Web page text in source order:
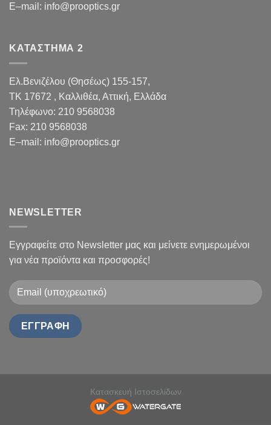
E–mail : info@prooptics.gr
ΚΑΤΑΣΤΗΜΑ 2
Ελ.Βενιζέλου (Θησέως) 155-157,
TK 17672 , Καλλιθέα, Αττική, Ελλάδα
Τηλέφωνο: 210 9568038
Fax: 210 9568038
E–mail : info@prooptics.gr
NEWSLETTER
Εγγραφείτε στο Newsletter μας και μείνετε ενημερωμένοι
για νέα προϊόντα και προσφορές!
Κατασκευή Ιστοσελίδων